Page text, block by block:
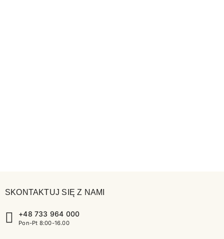
SKONTAKTUJ SIĘ Z NAMI
+48 733 964 000
Pon-Pt 8:00-16.00